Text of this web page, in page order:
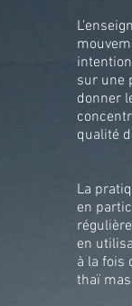
sur une
donner
qualité
La
en
en
à la fois
thaï